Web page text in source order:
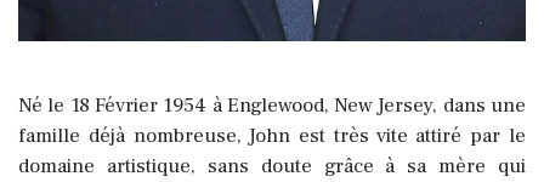
Né le 18 Février 1954 à Englewood, New Jersey, dans une
famille déjà nombreuse, John est très vite attiré par le
domaine artistique, sans doute grâce à sa mère qui